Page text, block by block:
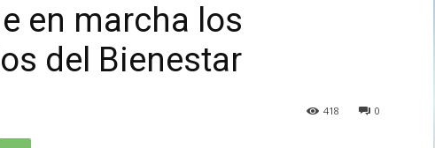
en marcha los
del Bienestar
0
418